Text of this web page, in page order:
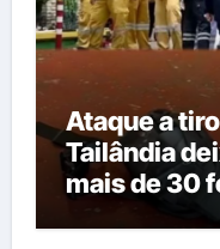
Ataque a
Tailândia
mais de 30